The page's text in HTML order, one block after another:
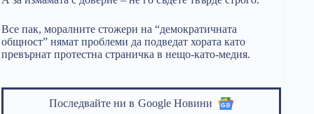
Все пак, моралните стожери на “демократичната
общност” нямат проблеми да подведат хората като
превърнат протестна страничка в нещо-като-медия.
Последвайте ни в Google Новини